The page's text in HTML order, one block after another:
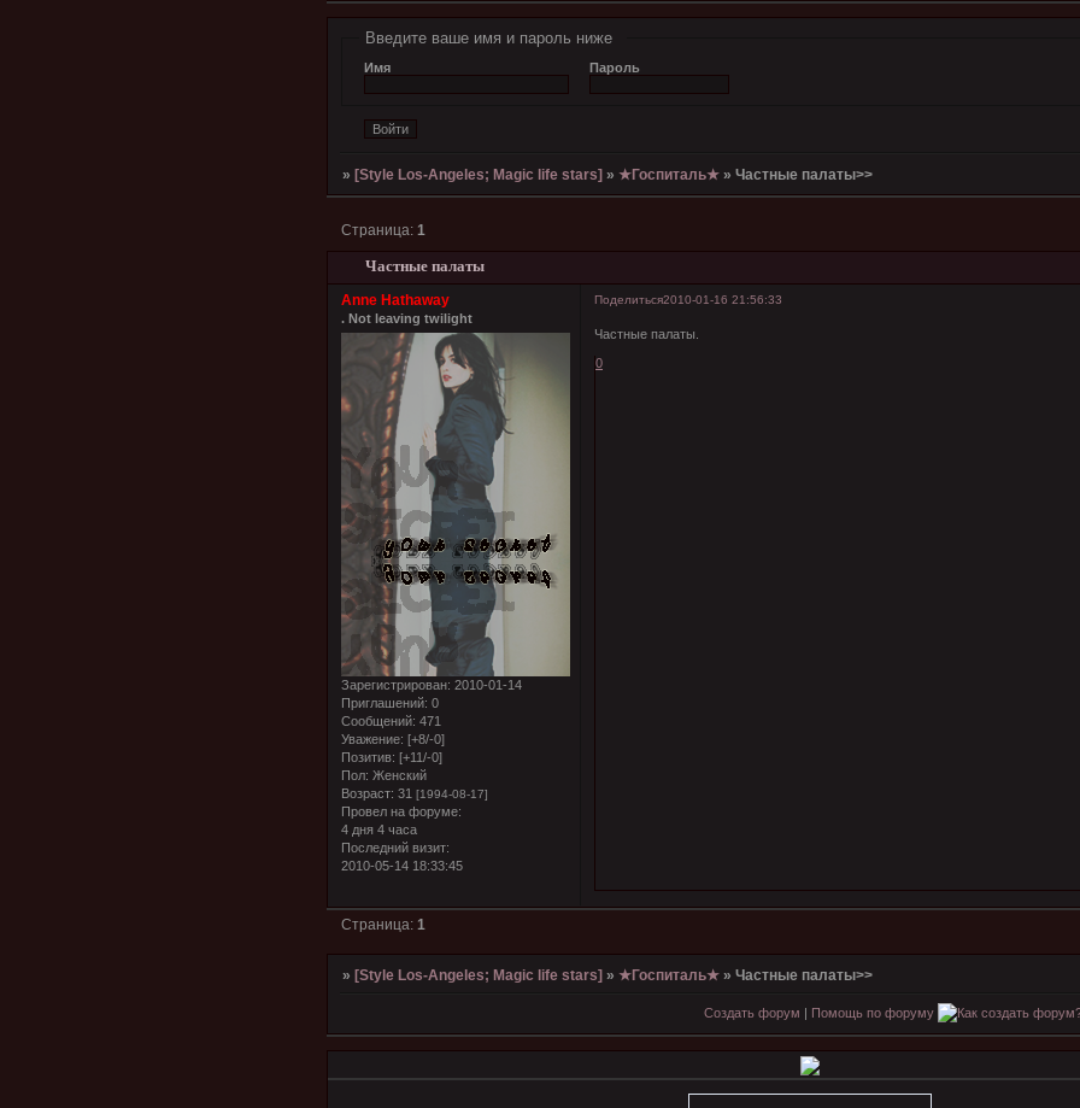
Введите ваше имя и пароль ниже
Имя Пароль
»[Style Los-Angeles; Magic life stars] »★Госпиталь★ »Частные палаты>>
Частные палаты
Страница:1
Поделиться2010-01-16 21:56:33
Anne Hathaway
. Not leaving twilight
Зарегистрирован: 2010-01-14
Приглашений: 0
Сообщений: 471
Уважение: [+8/-0]
Позитив: [+11/-0]
Пол: Женский
Возраст: 31 [1994-08-17]
Провел на форуме:
4 дня 4 часа
Последний визит:
2010-05-14 18:33:45
Частные палаты.
0
Страница:1
»[Style Los-Angeles; Magic life stars] »★Госпиталь★ »Частные палаты>>
Создать форум Помощь по форуму